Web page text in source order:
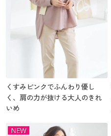
くすみピンクでふんわり優し
く、肩の力が抜ける大人のきれ
いめ
NEW